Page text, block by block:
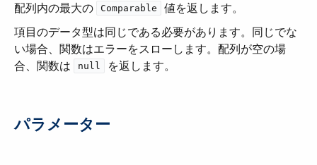
配列内の最大の ​ Comparable
​ 値を返します。
項目のデータ型は同じである必要があります。同じでな
い場合、関数はエラーをスローします。配列が空の場
合、関数は ​
null ​ を返します。
パラメーター